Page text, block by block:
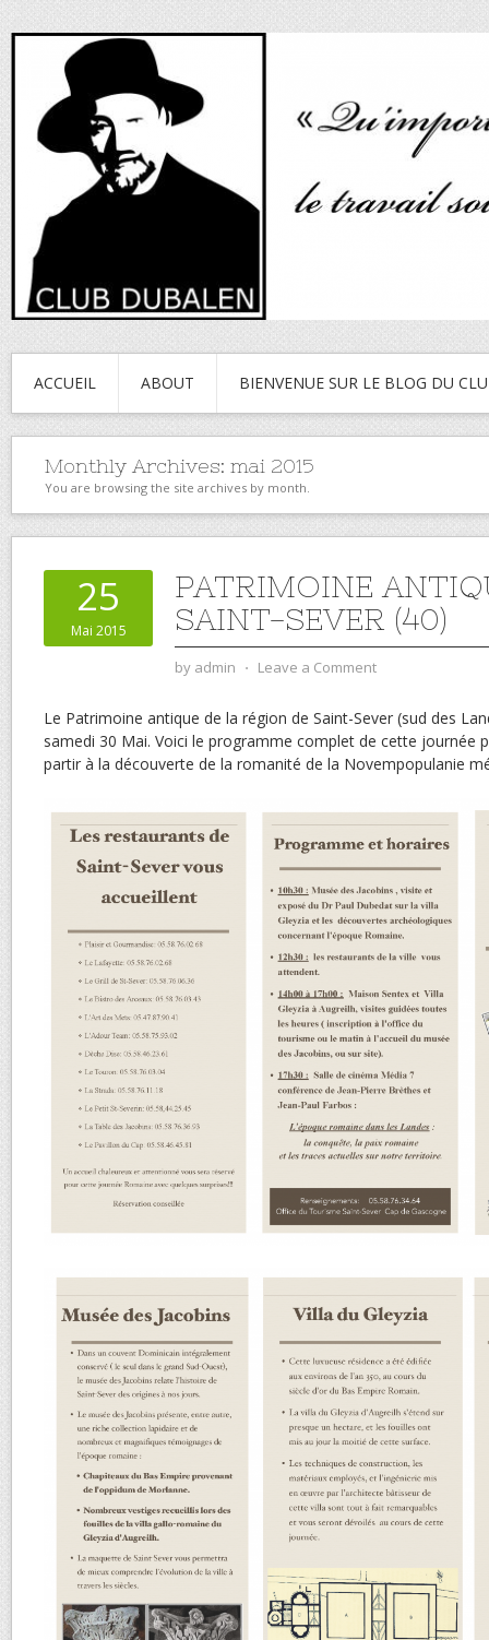
ACCUEIL ABOUT BIENVENUE SUR LE BLOG DU
Monthly Archives: mai 2015
You are browsing the site archives by month.
25
Mai 2015
PATRIMOINE
SAINT-SEVER (40)
by admin ⋅ Leave a Comment
Le Patrimoine antique de la région de Saint-Sever (sud des
samedi 30 Mai. Voici le programme complet de cette journée
partir à la découverte de la romanité de la Novempopulanie